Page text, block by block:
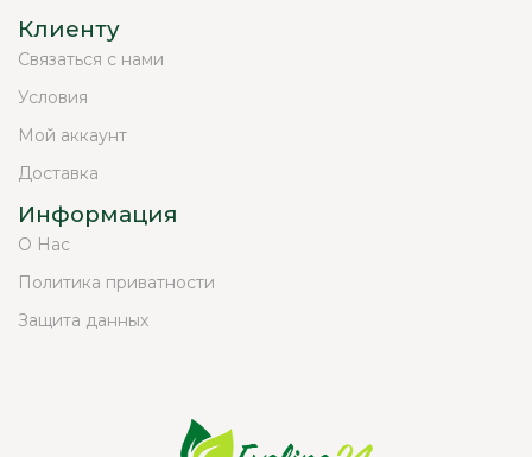
Клиенту
Связаться с нами
Условия
Мой аккаунт
Доставка
Информация
О Нас
Политика приватности
Защита данных